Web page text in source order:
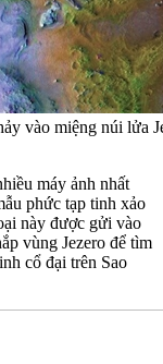
vào miệng núi lửa
máy ảnh nhất
phức tạp tinh xảo
này được gửi vào
vùng Jezero để tìm
cổ đại trên Sao